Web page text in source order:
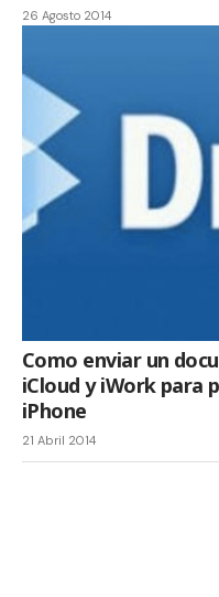
26 Agosto 2014
Como enviar un
iCloud y iWork para
iPhone
21 Abril 2014